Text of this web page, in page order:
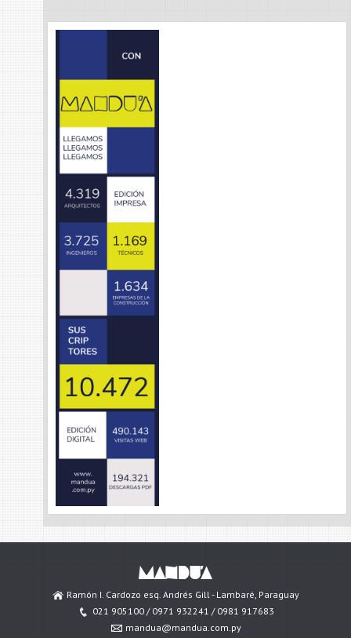
Ramón I. Cardozo esq. Andrés Gill - Lambaré, Paraguay
021 905100 / 0971 932241 / 0981 917683
mandua@mandua.com.py